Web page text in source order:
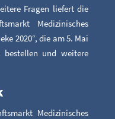
Fra­gen lie­fert die
Medi­zi­ni­sches
2020“, die am 5. Mai
bestel­len und wei­te­re
Medi­zi­ni­sches